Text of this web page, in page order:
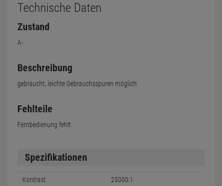
Technische Daten
Zustand
A-
Beschreibung
gebraucht, leichte Gebrauchsspuren möglich
Fehlteile
Fernbedienung fehlt
Spezifikationen
Kontrast 25000:1